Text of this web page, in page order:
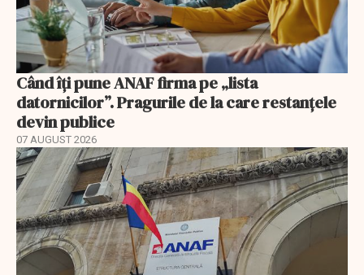
Când îți pune ANAF firma pe „lista
datornicilor”. Pragurile de la care restanțele
devin publice
07 AUGUST 2026